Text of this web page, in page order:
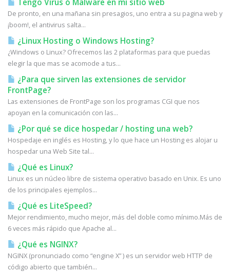
Tengo Virus ó Malware en mi sitio web
De pronto, en una mañana sin presagios, uno entra a su pagina web y
¡boom!, el antivirus salta...
¿Linux Hosting o Windows Hosting?
¿Windows o Linux? Ofrecemos las 2 plataformas para que puedas
elegir la que mas se acomode a tus...
¿Para que sirven las extensiones de servidor
FrontPage?
Las extensiones de FrontPage son los programas CGI que nos
apoyan en la comunicación con las...
¿Por qué se dice hospedar / hosting una web?
Hospedaje en inglés es Hosting, y lo que hace un Hosting es alojar u
hospedar una Web Site tal...
¿Qué es Linux?
Linux es un núcleo libre de sistema operativo basado en Unix. Es uno
de los principales ejemplos...
¿Qué es LiteSpeed?
Mejor rendimiento, mucho mejor, más del doble como mínimo.Más de
6 veces más rápido que Apache al...
¿Qué es NGINX?
NGINX (pronunciado como “engine X” ) es un servidor web HTTP de
código abierto que también...